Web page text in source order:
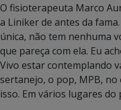
O fisioterapeuta Marco
a Liniker de antes da
única, não tem nenhuma
que pareça com ela. Eu
Vivo estar contemplando
sertanejo, o pop, MPB,
isso. Em vários lugares